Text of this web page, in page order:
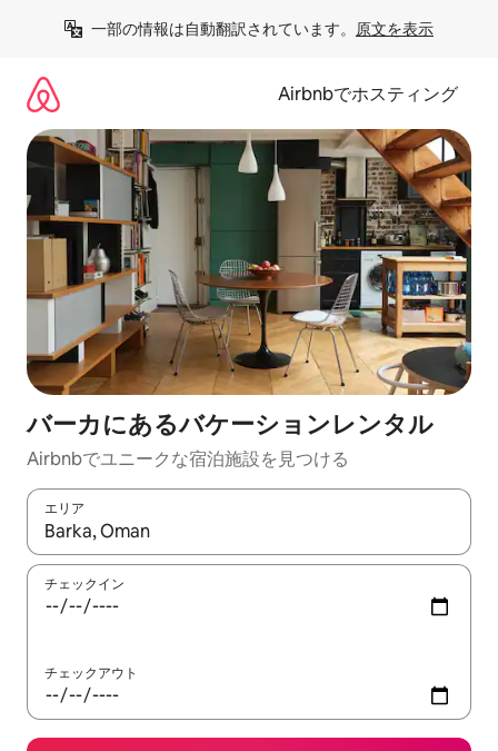
一部の情報は自動翻訳されています。 原文を表示
Airbnbでホスティング
バーカにあるバケーションレンタル
Airbnbでユニークな宿泊施設を見つける
エリア
検索結果が表示されたら、上下の矢印キーを使って移動するか
チェックイン
チェックアウト